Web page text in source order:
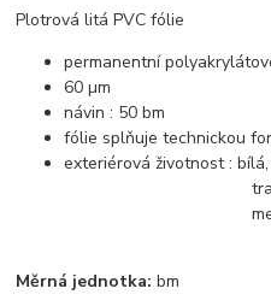
Plotrová litá PVC fólie
permanentní
60 µm
návin : 50 bm
fólie splňuje technickou
exteriérová životnost :
transparent,
Měrná jednotka: bm